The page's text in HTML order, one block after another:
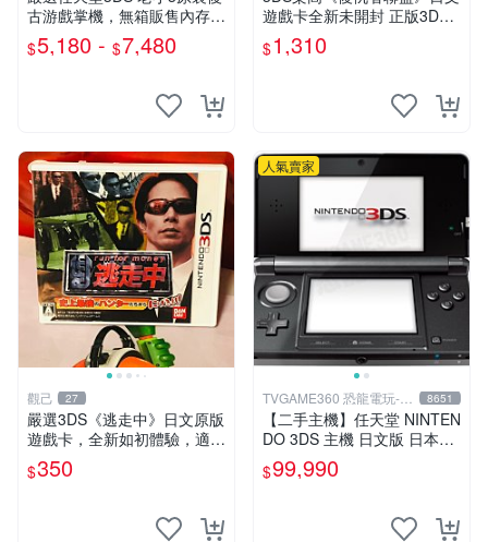
古游戲掌機，無箱販售內存卡
另購。購時可配熱門游戲與主
題。多色齊全，含紅、藍、
$5,180 - $7,480
遊戲卡全新未開封 正版3DS
游戲 復仇者聯盟 樂高 3DS游
戲
$1,310
觀己 27
嚴選3DS《逃走中》日文原版
遊戲卡，全新如初體驗，適合
收藏。3ds日版專用，圖像詳
見。二手商品，售出概不退
$350
人氣賣家
TVGAME360 恐龍電玩-台
中店
8651
【二手主機】任天堂 NINTEN
DO 3DS 主機 日文版 日本機
日規機 附原廠充電器 宇宙黑
裸裝【台中恐龍電玩】
$99,990